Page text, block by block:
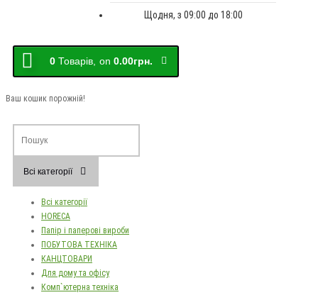
Щодня, з 09:00 до 18:00
0 Товарів, on 0.00грн.
Ваш кошик порожній!
Всі категорії
Всі категорії
HORECA
Папір і паперові вироби
ПОБУТОВА ТЕХНІКА
КАНЦТОВАРИ
Для дому та офісу
Комп`ютерна техніка